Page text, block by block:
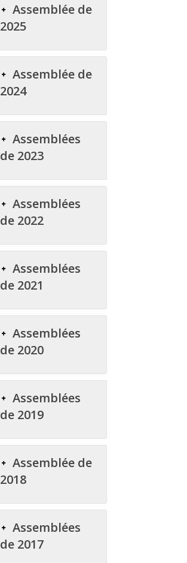
Assemblée de
2025
Assemblée de
2024
Assemblées
de 2023
Assemblées
de 2022
Assemblées
de 2021
Assemblées
de 2020
Assemblées
de 2019
Assemblée de
2018
Assemblées
de 2017